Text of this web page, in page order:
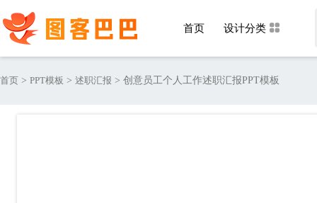
首页 设计分类
首页 > PPT模板 > 述职汇报 > 创意员工个人工作述职汇报PPT模板